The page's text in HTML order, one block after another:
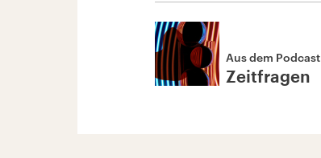
Aus dem Podcast
Zeitfragen